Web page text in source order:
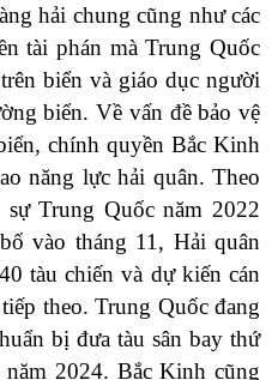
hải chung cũng như các
tài phán mà Trung Quốc
biển và giáo dục người
biển. Về vấn đề bảo vệ
chính quyền Bắc Kinh
năng lực hải quân. Theo
sự Trung Quốc năm 2022
vào tháng 11, Hải quân
tàu chiến và dự kiến cán
theo. Trung Quốc đang
bị đưa tàu sân bay thứ
2024. Bắc Kinh cũng